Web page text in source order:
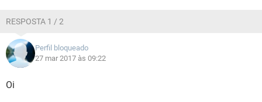
RESPOSTA 1 / 2
Perfil bloqueado
27 mar 2017 às 09:22
Oi